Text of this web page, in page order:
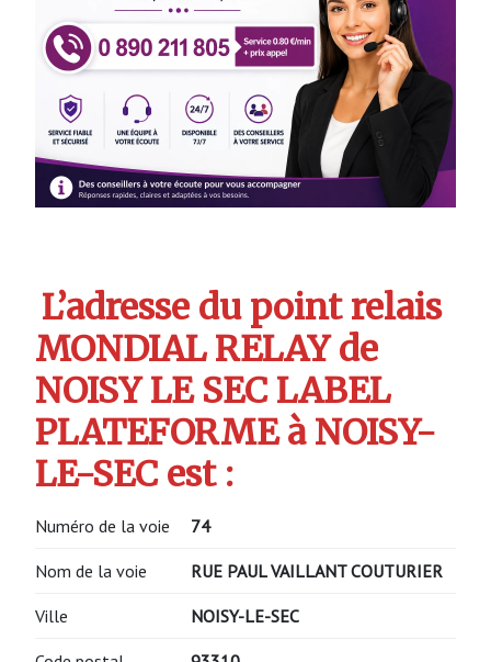
L’adresse du point relais
MONDIAL RELAY de
NOISY LE SEC LABEL
PLATEFORME à NOISY-
LE-SEC est :
Numéro de la voie 74
Nom de la voie RUE PAUL VAILLANT COUTURIER
Ville NOISY-LE-SEC